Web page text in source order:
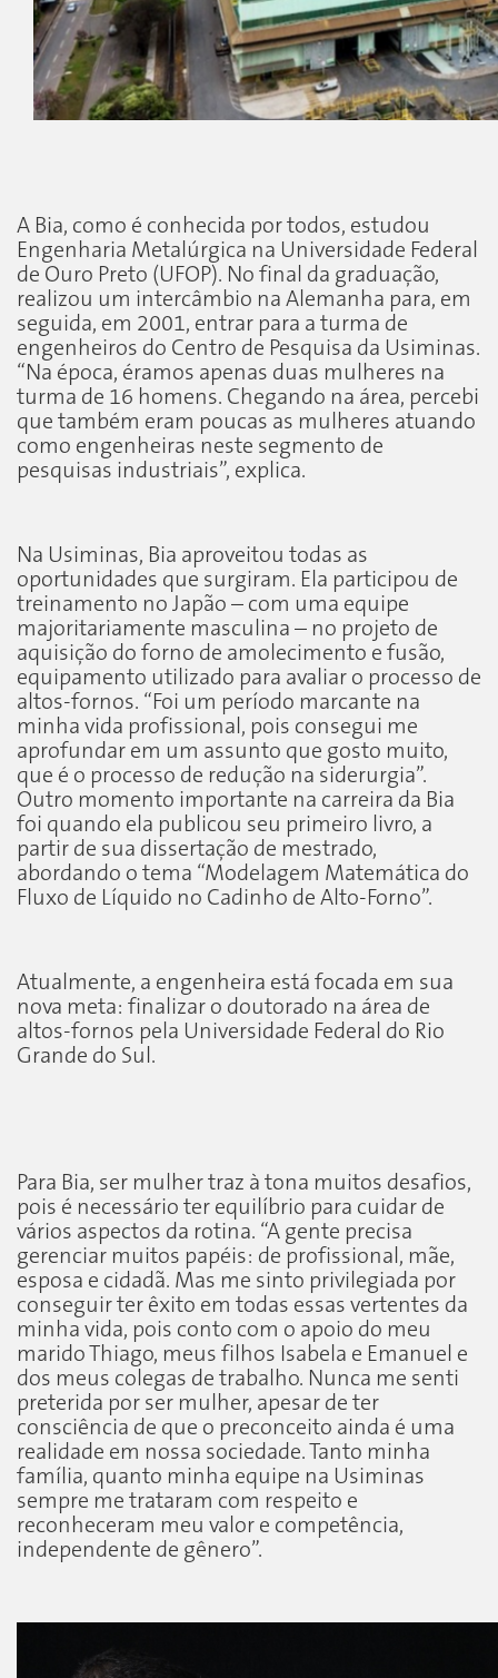
A Bia, como é conhecida por todos, estudou
Engenharia Metalúrgica na Universidade Federal
de Ouro Preto (UFOP). No final da graduação,
realizou um intercâmbio na Alemanha para, em
seguida, em 2001, entrar para a turma de
engenheiros do Centro de Pesquisa da Usiminas.
“Na época, éramos apenas duas mulheres na
turma de 16 homens. Chegando na área, percebi
que também eram poucas as mulheres atuando
como engenheiras neste segmento de
pesquisas industriais”, explica.
Na Usiminas, Bia aproveitou todas as
oportunidades que surgiram. Ela participou de
treinamento no Japão – com uma equipe
majoritariamente masculina – no projeto de
aquisição do forno de amolecimento e fusão,
equipamento utilizado para avaliar o processo de
altos-fornos. “Foi um período marcante na
minha vida profissional, pois consegui me
aprofundar em um assunto que gosto muito,
que é o processo de redução na siderurgia”.
Outro momento importante na carreira da Bia
foi quando ela publicou seu primeiro livro, a
partir de sua dissertação de mestrado,
abordando o tema “Modelagem Matemática do
Fluxo de Líquido no Cadinho de Alto-Forno”.
Atualmente, a engenheira está focada em sua
nova meta: finalizar o doutorado na área de
altos-fornos pela Universidade Federal do Rio
Grande do Sul.
Para Bia, ser mulher traz à tona muitos desafios,
pois é necessário ter equilíbrio para cuidar de
vários aspectos da rotina. “A gente precisa
gerenciar muitos papéis: de profissional, mãe,
esposa e cidadã. Mas me sinto privilegiada por
conseguir ter êxito em todas essas vertentes da
minha vida, pois conto com o apoio do meu
marido Thiago, meus filhos Isabela e Emanuel e
dos meus colegas de trabalho. Nunca me senti
preterida por ser mulher, apesar de ter
consciência de que o preconceito ainda é uma
realidade em nossa sociedade. Tanto minha
família, quanto minha equipe na Usiminas
sempre me trataram com respeito e
reconheceram meu valor e competência,
independente de gênero”.